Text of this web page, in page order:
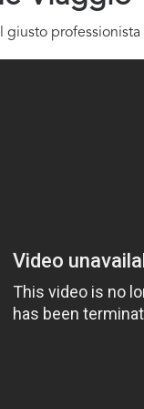
giusto professionista